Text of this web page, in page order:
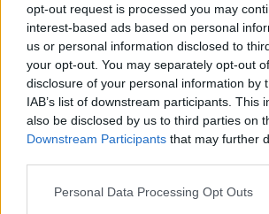
opt-out request is processed you may
interest-based ads based on personal
us or personal information disclosed to
your opt-out. You may separately opt-out
disclosure of your personal information by
IAB’s list of downstream participants. This
also be disclosed by us to third parties on
Downstream Participants that may further
Personal Data Processing Opt Outs
Riepilogo stagione
Titolare
Entrato